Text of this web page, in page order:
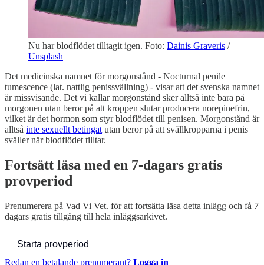
Nu har blodflödet tilltagit igen. Foto: Dainis Graveris /
Unsplash
Det medicinska namnet för morgonstånd - Nocturnal penile
tumescence (lat. nattlig penissvällning) - visar att det svenska namnet
är missvisande. Det vi kallar morgonstånd sker alltså inte bara på
morgonen utan beror på att kroppen slutar producera norepinefrin,
vilket är det hormon som styr blodflödet till penisen. Morgonstånd är
alltså inte sexuellt betingat utan beror på att svällkropparna i penis
sväller när blodflödet tilltar.
Fortsätt läsa med en 7-dagars gratis
provperiod
Prenumerera på Vad Vi Vet. för att fortsätta läsa detta inlägg och få 7
dagars gratis tillgång till hela inläggsarkivet.
Starta provperiod
Redan en betalande prenumerant? Logga in